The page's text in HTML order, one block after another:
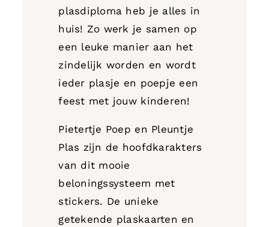
plasdiploma heb je alles in
huis! Zo werk je samen op
een leuke manier aan het
zindelijk worden en wordt
ieder plasje en poepje een
feest met jouw kinderen!
Pietertje Poep en Pleuntje
Plas zijn de hoofdkarakters
van dit mooie
beloningssysteem met
stickers. De unieke
getekende plaskaarten en